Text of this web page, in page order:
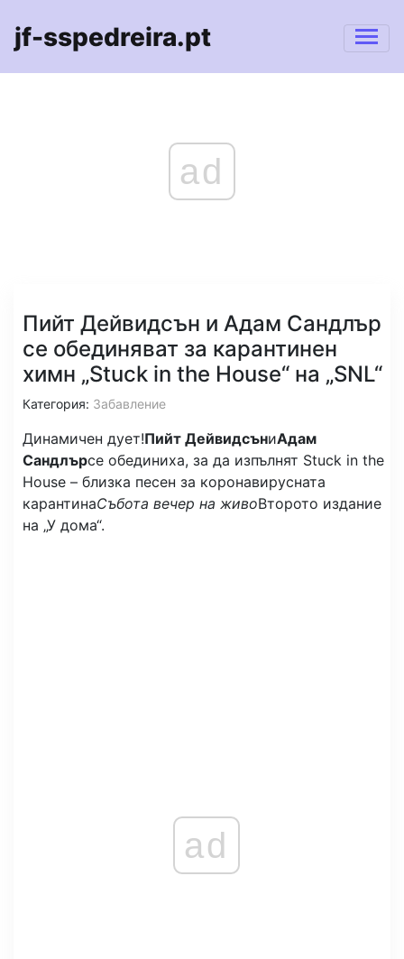
jf-sspedreira.pt
ad
Пийт Дейвидсън и Адам Сандлър
се обединяват за карантинен
химн „Stuck in the House“ на „SNL“
Категория: Забавление
Динамичен дует!Пийт ДейвидсъниАдам
Сандлърсе обединиха, за да изпълнят Stuck in the
House – близка песен за коронавирусната
карантинаСъбота вечер на живоВторото издание
на „У дома“.
ad